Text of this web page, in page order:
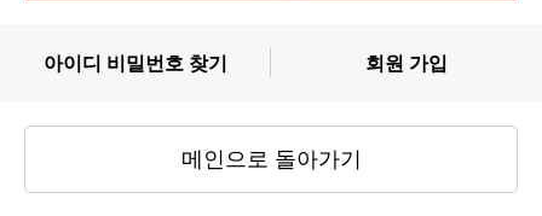
아이디 비밀번호 찾기 회원 가입
메인으로 돌아가기